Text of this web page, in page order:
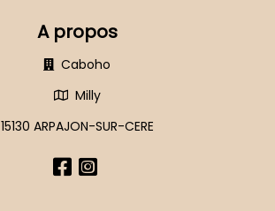
A propos
Caboho
Milly
15130 ARPAJON-SUR-CERE